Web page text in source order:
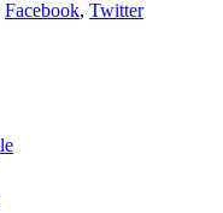
Facebook, Twitter